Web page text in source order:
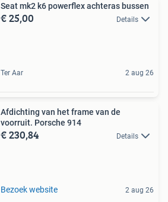
Seat mk2 k6 powerflex achteras bussen
€ 25,00 Details
Ter Aar 2 aug 26
Afdichting van het frame van de
voorruit. Porsche 914
€ 230,84 Details
Bezoek website 2 aug 26